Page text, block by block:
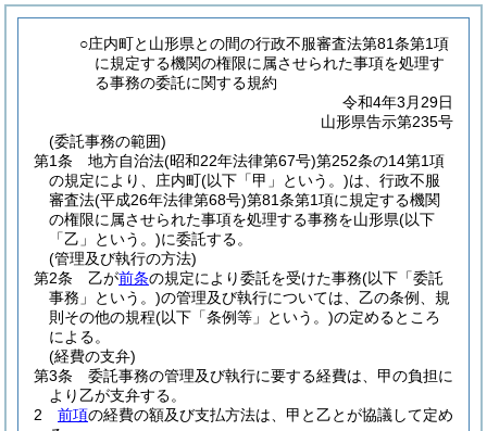
○庄内町と山形県との間の行政不服審査法第81条第1項
に規定する機関の権限に属させられた事項を処理す
る事務の委託に関する規約
令和4年3月29日
山形県告示第235号
(委託事務の範囲)
第1条
地方自治法(昭和22年法律第67号)第252条の14第1項
の規定により、庄内町(以下「甲」という。)は、行政不服
審査法(平成26年法律第68号)第81条第1項に規定する機関
の権限に属させられた事項を処理する事務を山形県(以下
「乙」という。)に委託する。
(管理及び執行の方法)
第2条
乙が前条の規定により委託を受けた事務(以下「委託
事務」という。)の管理及び執行については、乙の条例、規
則その他の規程(以下「条例等」という。)の定めるところ
による。
(経費の支弁)
第3条
委託事務の管理及び執行に要する経費は、甲の負担に
より乙が支弁する。
2
前項の経費の額及び支払方法は、甲と乙とが協議して定め